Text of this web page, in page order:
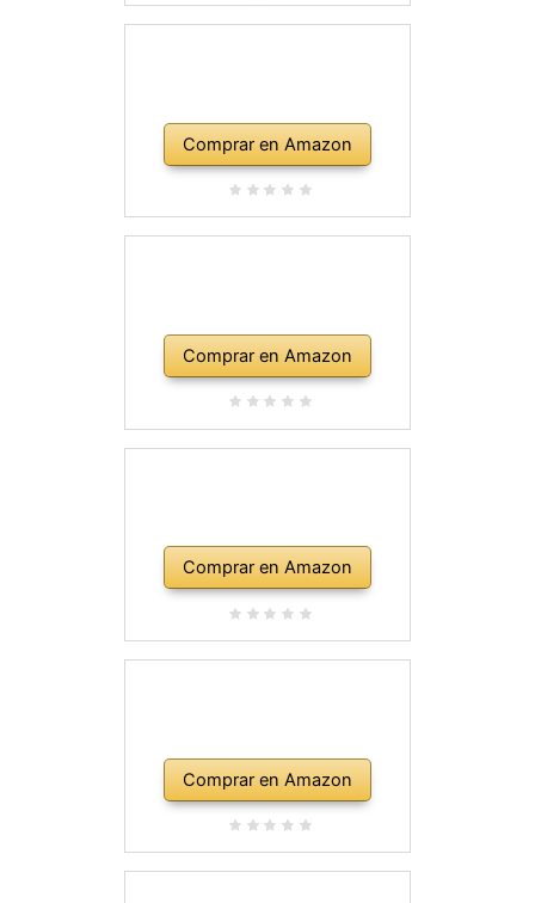
Comprar en Amazon
Comprar en Amazon
Comprar en Amazon
Comprar en Amazon